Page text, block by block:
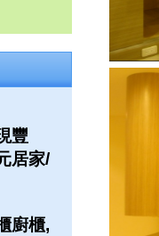
豐
居家/
廚櫃,